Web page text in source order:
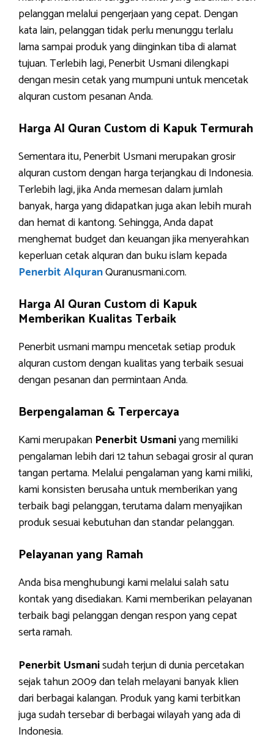
pelanggan melalui pengerjaan yang cepat. Dengan
kata lain, pelanggan tidak perlu menunggu terlalu
lama sampai produk yang diinginkan tiba di alamat
tujuan. Terlebih lagi, Penerbit Usmani dilengkapi
dengan mesin cetak yang mumpuni untuk mencetak
alquran custom pesanan Anda.
Harga Al Quran Custom di Kapuk Termurah
Sementara itu, Penerbit Usmani merupakan grosir
alquran custom dengan harga terjangkau di Indonesia.
Terlebih lagi, jika Anda memesan dalam jumlah
banyak, harga yang didapatkan juga akan lebih murah
dan hemat di kantong. Sehingga, Anda dapat
menghemat budget dan keuangan jika menyerahkan
keperluan cetak alquran dan buku islam kepada
Penerbit AlquranQuranusmani.com.
Harga Al Quran Custom di Kapuk
Memberikan Kualitas Terbaik
Penerbit usmani mampu mencetak setiap produk
alquran custom dengan kualitas yang terbaik sesuai
dengan pesanan dan permintaan Anda.
Berpengalaman & Terpercaya
Kami merupakan Penerbit Usmaniyang memiliki
pengalaman lebih dari 12 tahun sebagai grosir al quran
tangan pertama. Melalui pengalaman yang kami miliki,
kami konsisten berusaha untuk memberikan yang
terbaik bagi pelanggan, terutama dalam menyajikan
produk sesuai kebutuhan dan standar pelanggan.
Pelayanan yang Ramah
Anda bisa menghubungi kami melalui salah satu
kontak yang disediakan. Kami memberikan pelayanan
terbaik bagi pelanggan dengan respon yang cepat
serta ramah.
Penerbit Usmanisudah terjun di dunia percetakan
sejak tahun 2009 dan telah melayani banyak klien
dari berbagai kalangan. Produk yang kami terbitkan
juga sudah tersebar di berbagai wilayah yang ada di
Indonesia.